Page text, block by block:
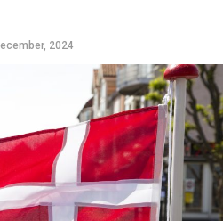
2024